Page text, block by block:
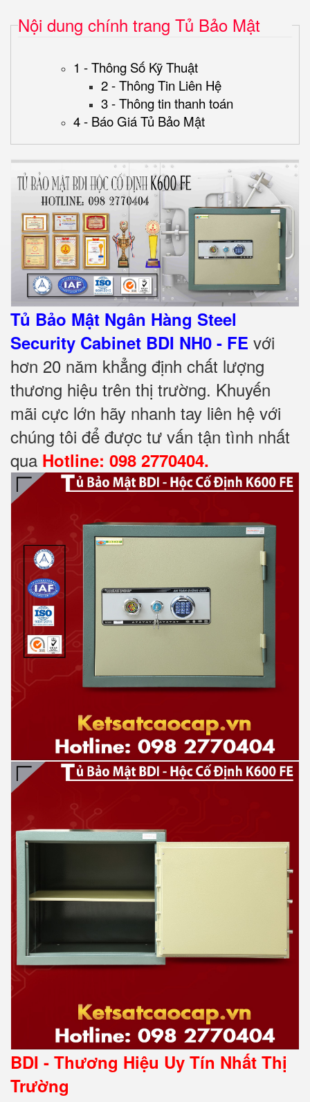
Nội dung chính trang Tủ Bảo Mật
1 - Thông Số Kỹ Thuật
2 - Thông Tin Liên Hệ
3 - Thông tin thanh toán
4 - Báo Giá Tủ Bảo Mật
Tủ Bảo Mật Ngân Hàng Steel
Security Cabinet BDI NH0 - FE với
hơn 20 năm khẳng định chất lượng
thương hiệu trên thị trường. Khuyến
mãi cực lớn hãy nhanh tay liên hệ với
chúng tôi để được tư vấn tận tình nhất
qua Hotline: 098 2770404.
BDI - Thương Hiệu Uy Tín Nhất Thị
Trường